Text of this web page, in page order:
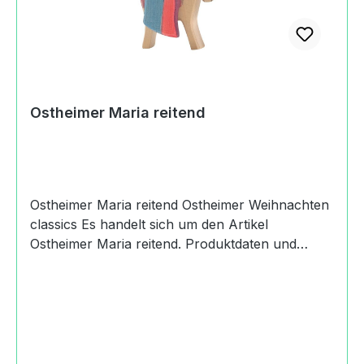
zum Hersteller (Informationspflichten zur GPSR
Produktsicherheitsverordnung) Margarete
Ostheimer GmbHBoschstraße73119 Zell u. A.,
https://www.ostheimer.de
Ostheimer Maria reitend
Ostheimer Maria reitend Ostheimer Weihnachten
classics Es handelt sich um den Artikel
Ostheimer Maria reitend. Produktdaten und